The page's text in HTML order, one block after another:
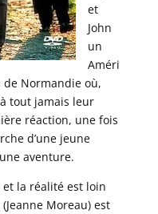
et
John
un
Améri
Normandie où,
tout jamais leur
réaction, une fois
d’une jeune
aventure.
la réalité est loin
Moreau) est